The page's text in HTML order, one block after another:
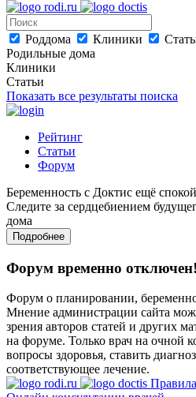
Роддома Клиники
Родильные дома
Клиники
Статьи
Показать все результаты поиска
Рейтинг
Статьи
Форум
Беременность с Доктис ещё
Следите за сердцебиением
дома
Подробнее
Форум временно отключен!
Форум о планировании,
Мнение администрации сайта
зрения авторов статей и других
на форуме. Только врач на очной
вопросы здоровья, ставить
соответствующее лечение.